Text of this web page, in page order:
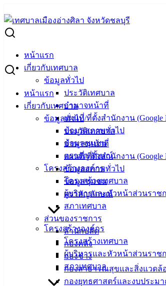
to
content
หน้าแรก
เกี่ยวกับเทศบาล
ข้อมูลทั่วไป
ประวัติเทศบาล
อำนาจหน้าที่
แผนที่/ที่ตั้งสำนักงาน (Google
ข้อมูลสภาพทั่วไป
ข้อมูลชุมชน
ตราสัญลักษณ์
โครงสร้างองค์กร
โครงสร้างเทศบาล
ผู้บริหารและหัวหน้าส่วนราช
สภาเทศบาล
ส่วนของราชการ
สำนักปลัด
กองคลัง
กองช่าง
กองสาธารณสุขและสิ่งแวดล้
กองยุทธศาสตร์และงบประม
หน้าแรก
เกี่ยวกับเทศบาล
ข้อมูลทั่วไป
ประวัติเทศบาล
อำนาจหน้าที่
แผนที่/ที่ตั้งสำนักงาน (Google
ข้อมูลสภาพทั่วไป
ข้อมูลชุมชน
ตราสัญลักษณ์
โครงสร้างองค์กร
โครงสร้างเทศบาล
ผู้บริหารและหัวหน้าส่วนราช
สภาเทศบาล
Search
for:
นัดตรวจรับงาน โครงการก่อส
ธันวาคม 4, 2025ธันวาคม 4, 2025